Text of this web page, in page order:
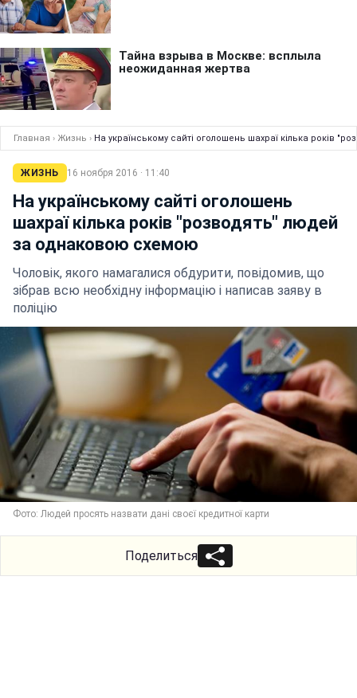
Главная › Жизнь › На українському сайті оголошень шахраї кілька років
ЖИЗНЬ 16 ноября 2016 · 11:40
На українському сайті оголошень
шахраї кілька років "розводять" людей
за однаковою схемою
Чоловік, якого намагалися обдурити, повідомив, що
зібрав всю необхідну інформацію і написав заяву в
поліцію
Фото: Людей просять назвати дані своєї кредитної карти
Поделиться